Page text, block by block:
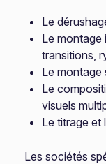
Le
Le montage
transitions,
Le montage
Le
visuels
Le titrage et
Les sociétés